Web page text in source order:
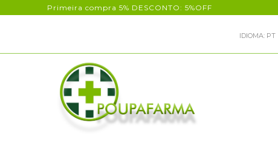
Primeira compra 5% DESCONTO: 5%OFF
IDIOMA: PT